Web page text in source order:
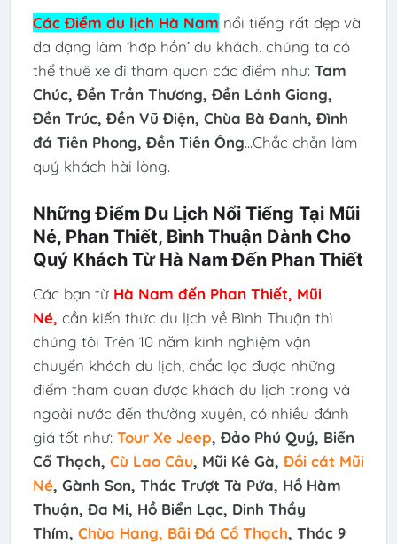
Các Điểm du lịch Hà Nam nổi tiếng rất đẹp và
đa dạng làm ‘hớp hồn’ du khách. chúng ta có
thể thuê xe đi tham quan các điểm như: Tam
Chúc, Đền Trần Thương, Đền Lảnh Giang,
Đền Trúc, Đền Vũ Điện, Chùa Bà Đanh, Đình
đá Tiên Phong, Đền Tiên Ông...Chắc chắn làm
quý khách hài lòng.
Những Điểm Du Lịch Nổi Tiếng Tại Mũi
Né, Phan Thiết, Bình Thuận Dành Cho
Quý Khách Từ Hà Nam Đến Phan Thiết
Các bạn từ Hà Nam đến Phan Thiết, Mũi
Né, cần kiến thức du lịch về Bình Thuận thì
chúng tôi Trên 10 năm kinh nghiệm vận
chuyển khách du lịch, chắc lọc được những
điểm tham quan được khách du lịch trong và
ngoài nước đến thường xuyên, có nhiều đánh
giá tốt như: Tour Xe Jeep, Đảo Phú Quý, Biển
Cổ Thạch, Cù Lao Câu, Mũi Kê Gà, Đồi cát Mũi
Né, Gành Son, Thác Trượt Tà Pứa, Hồ Hàm
Thuận, Đa Mi, Hồ Biển Lạc, Dinh Thầy
Thím, Chùa Hang, Bãi Đá Cổ Thạch, Thác 9